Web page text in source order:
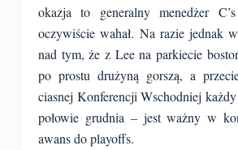
okazja to generalny menedżer
oczywiście wahał. Na razie jednak
nad tym, że z Lee na parkiecie
po prostu drużyną gorszą, a
ciasnej Konferencji Wschodniej
połowie grudnia – jest ważny w
awans do playoffs.